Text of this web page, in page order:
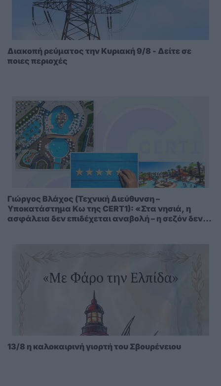
Διακοπή ρεύματος την Κυριακή 9/8 - Δείτε σε
ποιες περιοχές
Γιώργος Βλάχος (Τεχνική Διεύθυνση –
Υποκατάστημα Κω της CERT1): «Στα νησιά, η
ασφάλεια δεν επιδέχεται αναβολή – η σεζόν δεν
13/8 η καλοκαιρινή γιορτή του Σβουρένειου